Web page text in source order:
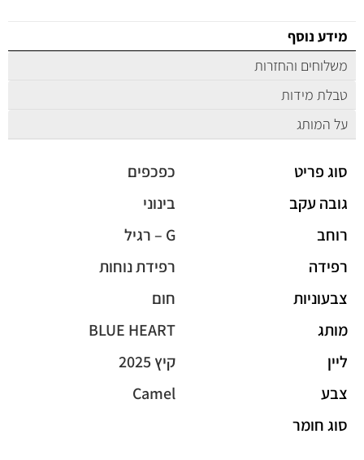
מידע נוסף
משלוחים והחזרות
טבלת מידות
על המותג
סוג פריט
כפכפים
גובה עקב
בינוני
רוחב
G – רגיל
רפידה
רפידת נוחות
צבעוניות
חום
מותג
BLUE HEART
ליין
קיץ 2025
צבע
Camel
סוג חומר